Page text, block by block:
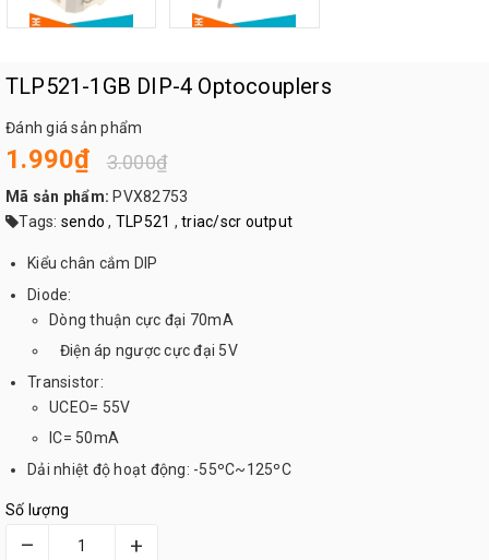
TLP521-1GB DIP-4 Optocouplers
Đánh giá sản phẩm
1.990₫ 3.000₫
Mã sản phẩm: PVX82753
Tags: sendo , TLP521 , triac/scr output
Kiểu chân cắm DIP
Diode:
Dòng thuận cực đại 70mA
Điện áp ngược cực đại 5V
Transistor:
UCEO= 55V
IC= 50mA
Dải nhiệt độ hoạt động: -55ºC~125ºC
Số lượng
– +